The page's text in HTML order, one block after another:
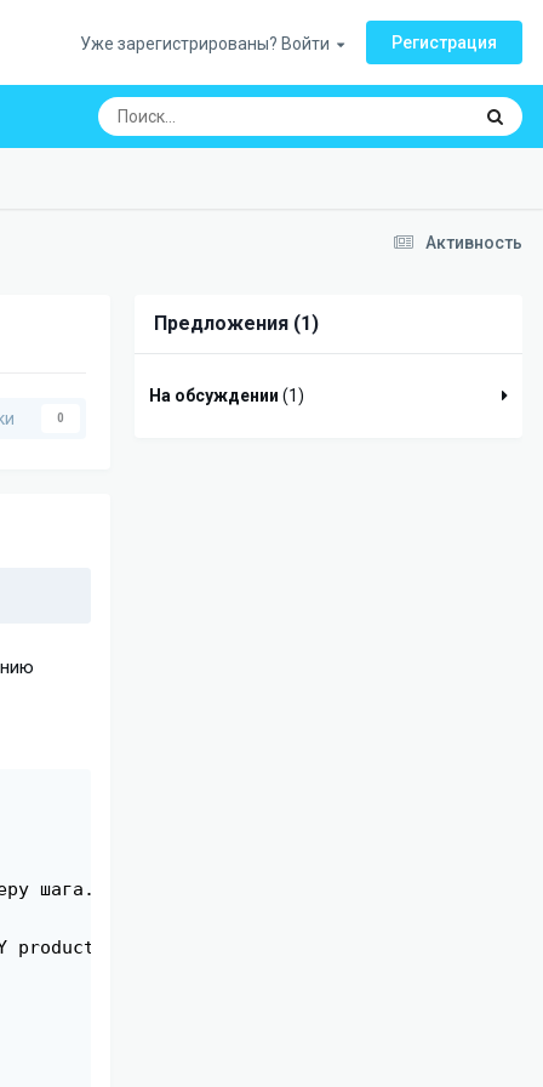
Уже зарегистрированы? Войти Регистрация
Активность
0
шага.
LIMIT $limit,$count");
Предложения (1)
На обсуждении (1)